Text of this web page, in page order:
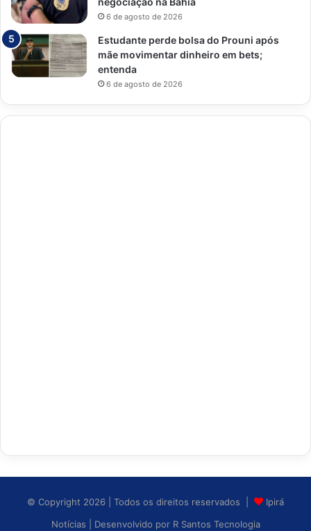
6 de agosto de 2026
Estudante perde bolsa do Prouni após
mãe movimentar dinheiro em bets;
entenda
6 de agosto de 2026
© Copyright 2026 | Todos os direitos reservados |
Ipirá
Notícias
| Desenvolvido por R Santos Tecnologia